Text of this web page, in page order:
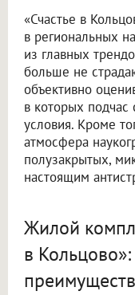
«Счастье в
в региональных
из главных
больше не
объективно
в которых
условия. Кроме
атмосфера
полузакрытых,
настоящим
Жилой
в